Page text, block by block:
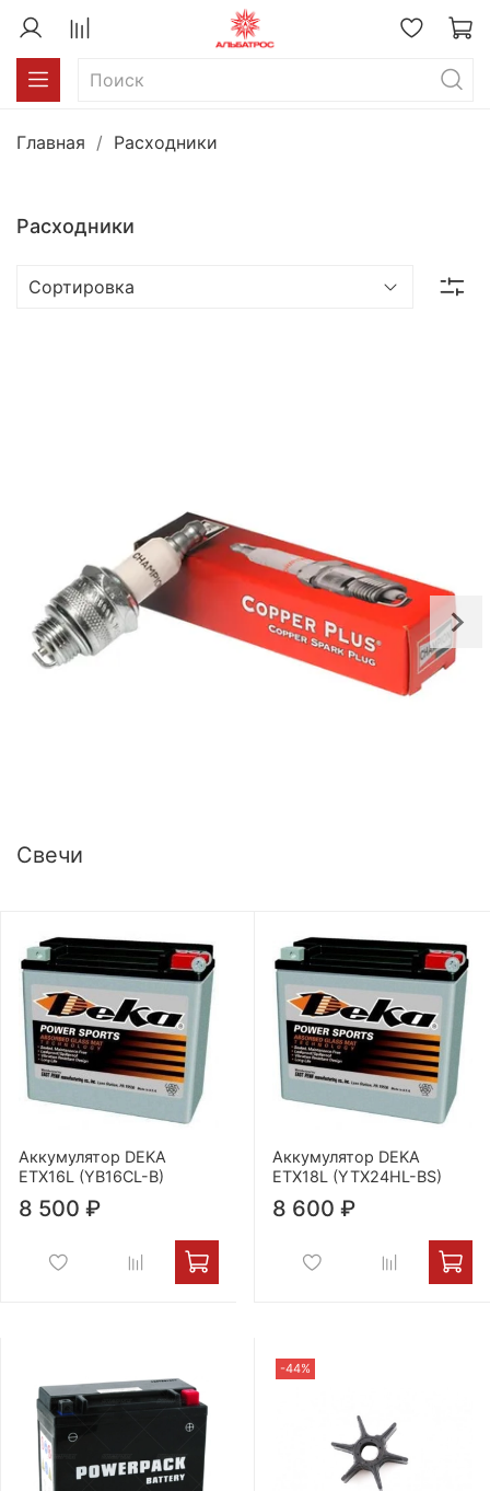
Главная Расходники
Расходники
Свечи
Аккумулятор DEKA
ETX16L (YB16CL-B)
8 500 ₽
Аккумулятор DEKA
ETX18L (YTX24HL-BS)
8 600 ₽
-44%